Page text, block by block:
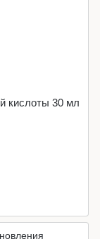
кислоты 30 мл